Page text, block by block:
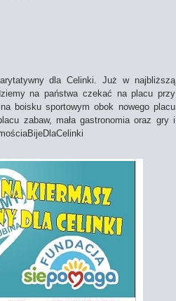
dla Celinki. Już w najbliższą
na państwa czekać na placu przy
boisku sportowym obok nowego placu
zabaw, mała gastronomia oraz gry i